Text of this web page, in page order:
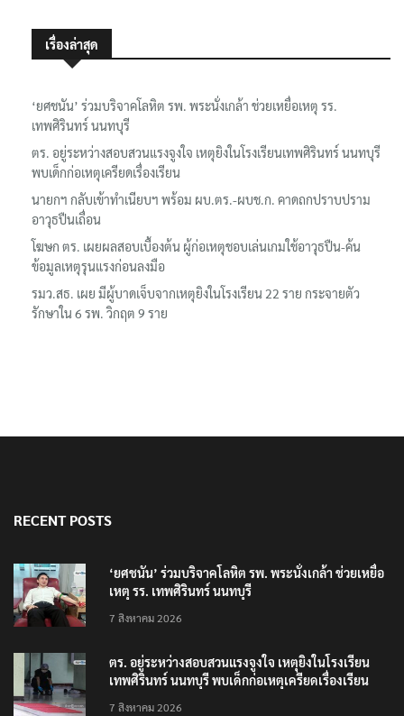
เรื่องล่าสุด
‘ยศชนัน’ ร่วมบริจาคโลหิต รพ. พระนั่งเกล้า ช่วยเหยื่อเหตุ รร.
เทพศิรินทร์ นนทบุรี
ตร. อยู่ระหว่างสอบสวนแรงจูงใจ เหตุยิงในโรงเรียนเทพศิรินทร์ นนทบุรี
พบเด็กก่อเหตุเครียดเรื่องเรียน
นายกฯ กลับเข้าทำเนียบฯ พร้อม ผบ.ตร.-ผบช.ก. คาดถกปราบปราม
อาวุธปืนเถื่อน
โฆษก ตร. เผยผลสอบเบื้องต้น ผู้ก่อเหตุชอบเล่นเกมใช้อาวุธปืน-ค้น
ข้อมูลเหตุรุนแรงก่อนลงมือ
รมว.สธ. เผย มีผู้บาดเจ็บจากเหตุยิงในโรงเรียน 22 ราย กระจายตัว
รักษาใน 6 รพ. วิกฤต 9 ราย
RECENT POSTS
‘ยศชนัน’ ร่วมบริจาคโลหิต รพ. พระนั่งเกล้า ช่วยเหยื่อ
เหตุ รร. เทพศิรินทร์ นนทบุรี
7 สิงหาคม 2026
ตร. อยู่ระหว่างสอบสวนแรงจูงใจ เหตุยิงในโรงเรียน
เทพศิรินทร์ นนทบุรี พบเด็กก่อเหตุเครียดเรื่องเรียน
7 สิงหาคม 2026